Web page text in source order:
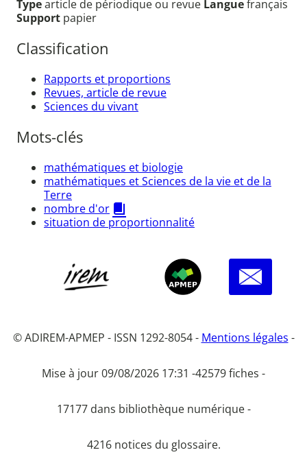
Typearticle de périodique ou revue Languefrançais
Support papier
Classification
Rapports et proportions
Revues, article de revue
Sciences du vivant
Mots-clés
mathématiques et biologie
mathématiques et Sciences de la vie et de la
Terre
nombre d'or
situation de proportionnalité
© ADIREM-APMEP - ISSN 1292-8054 - Mentions légales -
Mise à jour 09/08/2026 17:31 -42579 fiches -
17177 dans bibliothèque numérique -
4216 notices du glossaire.